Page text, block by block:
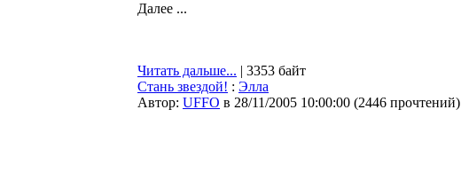
Далее ...
Читать дальше... | 3353 байт
Стань звездой! : Элла
Автор: UFFO в 28/11/2005 10:00:00 (2446 прочтений)